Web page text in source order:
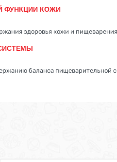
ФУНКЦИИ КОЖИ
здоровья кожи и
баланса пищеварительной